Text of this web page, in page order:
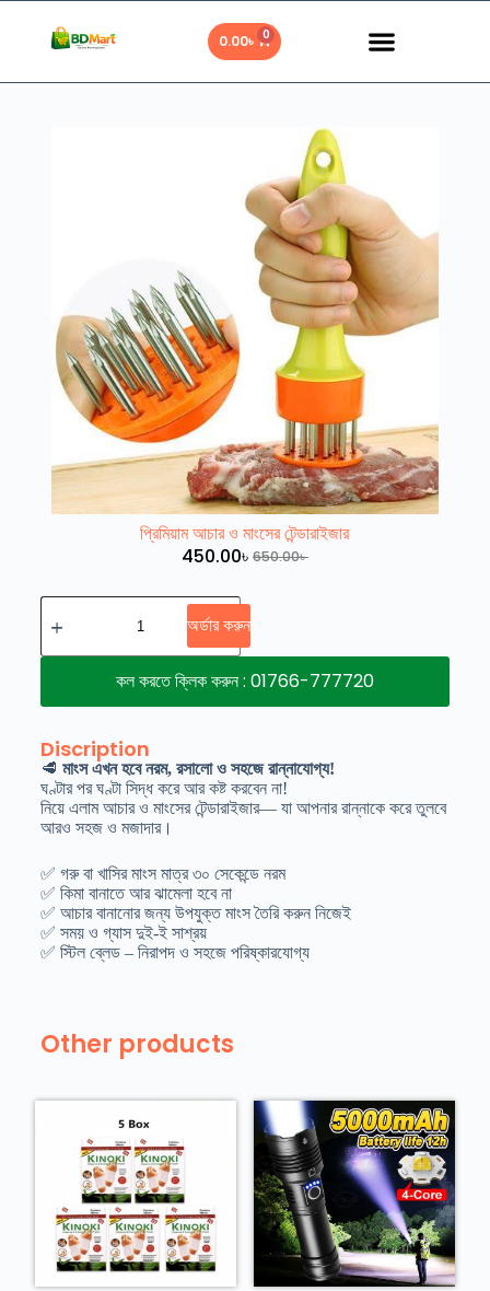
0.00৳ 0
প্রিমিয়াম আচার ও মাংসের টেন্ডারাইজার
650.00৳
450.00৳
অর্ডার করুন
কল করতে ক্লিক করুন : 01766-777720
Discription
🥩 মাংস এখন হবে নরম, রসালো ও সহজে রান্নাযোগ্য!
ঘণ্টার পর ঘণ্টা সিদ্ধ করে আর কষ্ট করবেন না!
নিয়ে এলাম আচার ও মাংসের টেন্ডারাইজার— যা আপনার রান্নাকে করে তুলবে
আরও সহজ ও মজাদার।
✅ গরু বা খাসির মাংস মাত্র ৩০ সেকেন্ডে নরম
✅ কিমা বানাতে আর ঝামেলা হবে না
✅ আচার বানানোর জন্য উপযুক্ত মাংস তৈরি করুন নিজেই
✅ সময় ও গ্যাস দুই-ই সাশ্রয়
✅ স্টিল ব্লেড – নিরাপদ ও সহজে পরিষ্কারযোগ্য
Other products